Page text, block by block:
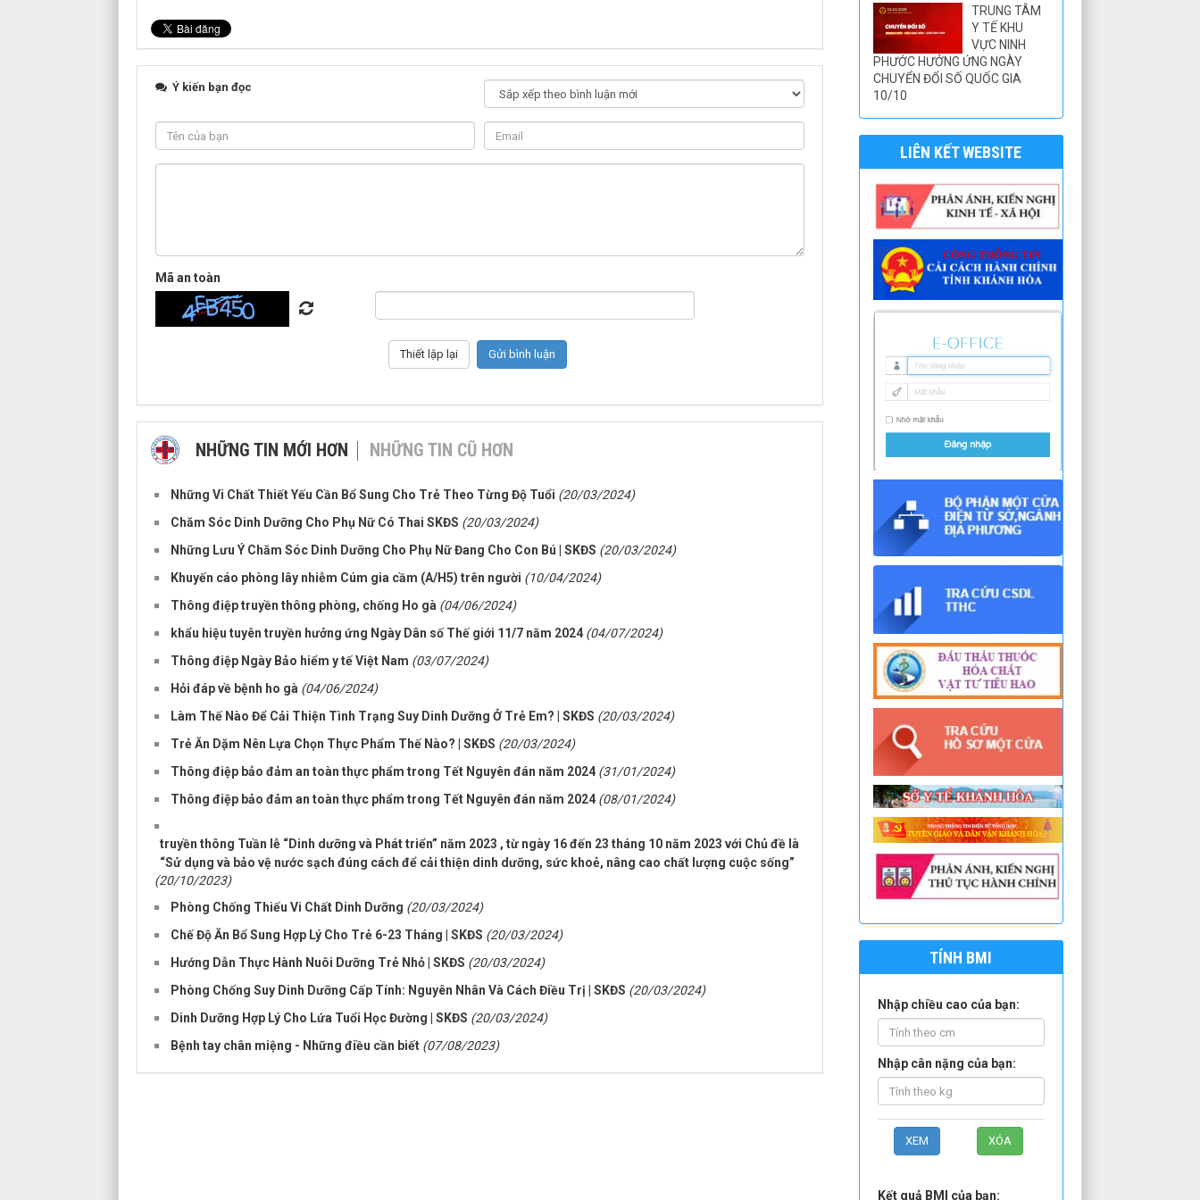
Ý kiến bạn đọc
Mã an toàn
NHỮNG TIN MỚI HƠN NHỮNG TIN CŨ HƠN
Những Vi Chất Thiết Yếu Cần Bổ Sung Cho Trẻ Theo Từng Độ Tuổi (20/03/2024)
Chăm Sóc Dinh Dưỡng Cho Phụ Nữ Có Thai SKĐS (20/03/2024)
Những Lưu Ý Chăm Sóc Dinh Dưỡng Cho Phụ Nữ Đang Cho Con Bú | SKĐS (20/03/2024)
Khuyến cáo phòng lây nhiễm Cúm gia cầm (A/H5) trên người (10/04/2024)
Thông điệp truyền thông phòng, chống Ho gà (04/06/2024)
khẩu hiệu tuyên truyền hưởng ứng Ngày Dân số Thế giới 11/7 năm 2024 (04/07/2024)
Thông điệp Ngày Bảo hiểm y tế Việt Nam (03/07/2024)
Hỏi đáp về bệnh ho gà (04/06/2024)
Làm Thế Nào Để Cải Thiện Tình Trạng Suy Dinh Dưỡng Ở Trẻ Em? | SKĐS (20/03/2024)
Trẻ Ăn Dặm Nên Lựa Chọn Thực Phẩm Thế Nào? | SKĐS (20/03/2024)
Thông điệp bảo đảm an toàn thực phẩm trong Tết Nguyên đán năm 2024 (31/01/2024)
Thông điệp bảo đảm an toàn thực phẩm trong Tết Nguyên đán năm 2024 (08/01/2024)
truyền thông Tuần lễ “Dinh dưỡng và Phát triển” năm 2023 , từ ngày 16 đến 23 tháng 10 năm 2023 với Chủ đề là
“Sử dụng và bảo vệ nước sạch đúng cách để cải thiện dinh dưỡng, sức khoẻ, nâng cao chất lượng cuộc sống”
(20/10/2023)
Phòng Chống Thiếu Vi Chất Dinh Dưỡng (20/03/2024)
Chế Độ Ăn Bổ Sung Hợp Lý Cho Trẻ 6-23 Tháng | SKĐS (20/03/2024)
Hướng Dẫn Thực Hành Nuôi Dưỡng Trẻ Nhỏ | SKĐS (20/03/2024)
Phòng Chống Suy Dinh Dưỡng Cấp Tính: Nguyên Nhân Và Cách Điều Trị | SKĐS (20/03/2024)
Dinh Dưỡng Hợp Lý Cho Lứa Tuổi Học Đường | SKĐS (20/03/2024)
Bệnh tay chân miệng - Những điều cần biết (07/08/2023)
TRUNG TÂM
Y TẾ KHU
VỰC NINH
PHƯỚC HƯỞNG ỨNG NGÀY
CHUYỂN ĐỔI SỐ QUỐC GIA
10/10
LIÊN KẾT WEBSITE
TÍNH BMI
Nhập chiều cao của bạn:
Nhập cân nặng của bạn:
Kết quả BMI của bạn: